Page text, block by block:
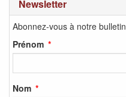
Newsletter
Abonnez-vous à notre bulletin
Prénom
Nom